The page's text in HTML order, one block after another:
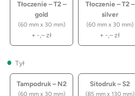
Tłoczenie – T2 –
gold
(60 mm x 30 mm)
+ -,–zł
Tłoczenie – T2 –
silver
(60 mm x 30 mm)
+ -,–zł
Tył
Tampodruk – N2
(60 mm x 30 mm)
Sitodruk – S2
(85 mm x 130 mm)